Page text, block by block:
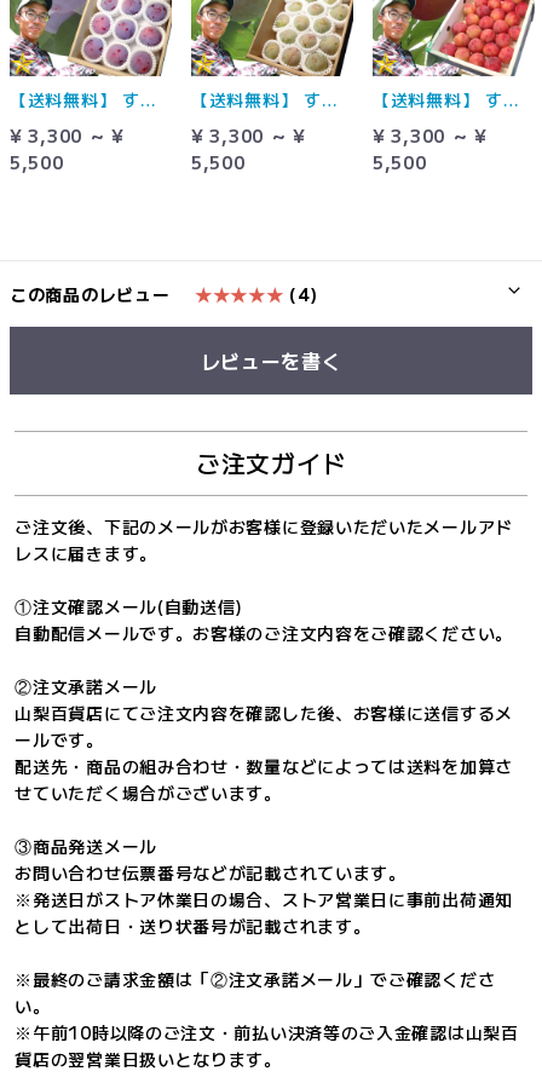
【送料無料】 すもも 太陽 山梨県 八代産 農業法人ふみしゅり 農家直送
¥ 3,300 ～ ¥
5,500
【送料無料】 すもも ソルダム 山梨県 八代産 農業法人ふみしゅり 農家直送
¥ 3,300 ～ ¥
5,500
【送料無料】 すもも 大石早生 山梨県 八代産 農業法人ふみしゅり 農家直送
¥ 3,300 ～ ¥
5,500
この商品のレビュー ★★★★★ (4)
レビューを書く
ご注文ガイド
ご注文後、下記のメールがお客様に登録いただいたメールアド
レスに届きます。
①注文確認メール(自動送信)
自動配信メールです。お客様のご注文内容をご確認ください。
②注文承諾メール
山梨百貨店にてご注文内容を確認した後、お客様に送信するメ
ールです。
配送先・商品の組み合わせ・数量などによっては送料を加算さ
せていただく場合がございます。
③商品発送メール
お問い合わせ伝票番号などが記載されています。
※発送日がストア休業日の場合、ストア営業日に事前出荷通知
として出荷日・送り状番号が記載されます。
※最終のご請求金額は「②注文承諾メール」でご確認くださ
い。
※午前10時以降のご注文・前払い決済等のご入金確認は山梨百
貨店の翌営業日扱いとなります。